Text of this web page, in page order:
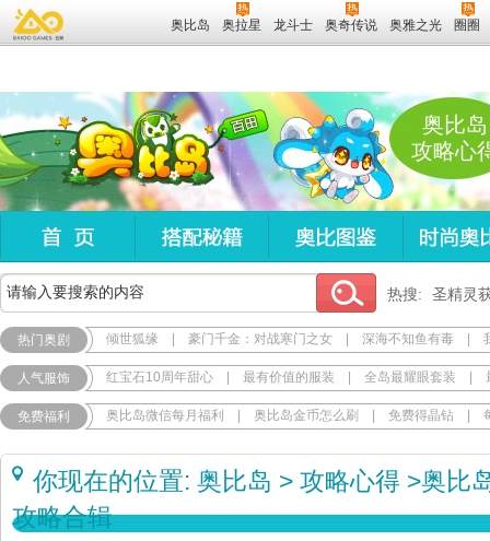
奥比岛 奥拉星 龙斗士 奥奇传说 奥雅之光 圈圈
奥比岛
攻略心
热搜: 圣精灵
热门奥剧 倾世狐缘 豪门千金：对战寒门之女 深海不知鱼有毒
人气服饰 红宝石10周年甜心 最有价值的服装 全岛最耀眼套装
免费福利 奥比岛微信每月福利 奥比岛金币怎么刷 免费得晶钻
你现在的位置: 奥比岛 > 攻略心得 >奥比
攻略合辑